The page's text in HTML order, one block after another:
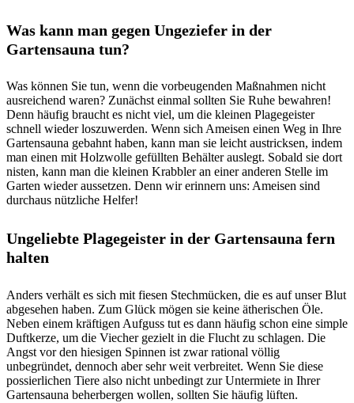
Was kann man gegen Ungeziefer in der
Gartensauna tun?
Was können Sie tun, wenn die vorbeugenden Maßnahmen nicht
ausreichend waren? Zunächst einmal sollten Sie Ruhe bewahren!
Denn häufig braucht es nicht viel, um die kleinen Plagegeister
schnell wieder loszuwerden. Wenn sich Ameisen einen Weg in Ihre
Gartensauna gebahnt haben, kann man sie leicht austricksen, indem
man einen mit Holzwolle gefüllten Behälter auslegt. Sobald sie dort
nisten, kann man die kleinen Krabbler an einer anderen Stelle im
Garten wieder aussetzen. Denn wir erinnern uns: Ameisen sind
durchaus nützliche Helfer!
Ungeliebte Plagegeister in der Gartensauna fern
halten
Anders verhält es sich mit fiesen Stechmücken, die es auf unser Blut
abgesehen haben. Zum Glück mögen sie keine ätherischen Öle.
Neben einem kräftigen Aufguss tut es dann häufig schon eine simple
Duftkerze, um die Viecher gezielt in die Flucht zu schlagen. Die
Angst vor den hiesigen Spinnen ist zwar rational völlig
unbegründet, dennoch aber sehr weit verbreitet. Wenn Sie diese
possierlichen Tiere also nicht unbedingt zur Untermiete in Ihrer
Gartensauna beherbergen wollen, sollten Sie häufig lüften.